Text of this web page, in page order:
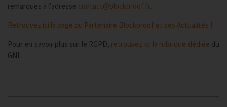
remarques à l’adresse contact@blockproof.fr.
Retrouvez ici la page du Partenaire Blockproof et ses Actualités !
Pour en savoir plus sur le RGPD, retrouvez ici la rubrique dédiée du
GNI.